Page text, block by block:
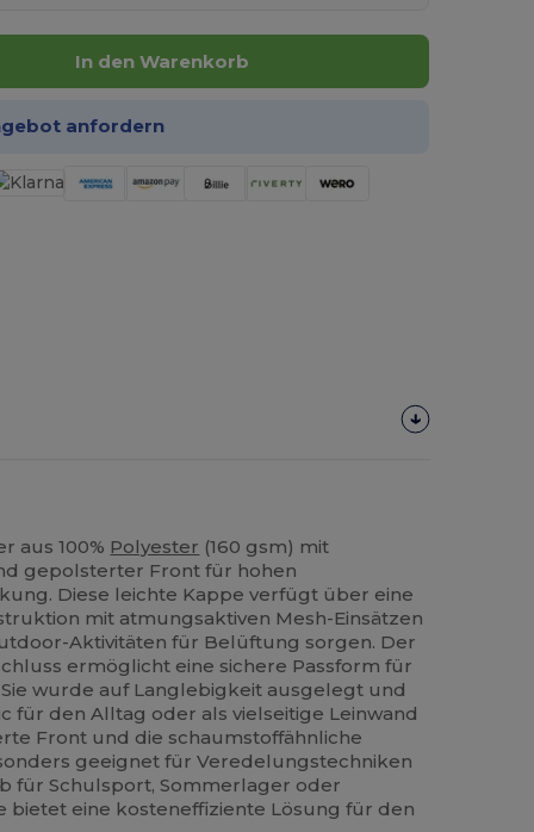
In den Warenkorb
anfordern
aus 100% Polyester (160 gsm) mit
gepolsterter Front für hohen
Diese leichte Kappe verfügt über eine
mit atmungsaktiven Mesh-Einsätzen
Aktivitäten für Belüftung sorgen. Der
ermöglicht eine sichere Passform für
wurde auf Langlebigkeit ausgelegt und
für den Alltag oder als vielseitige Leinwand
Front und die schaumstoffähnliche
geeignet für Veredelungstechniken
für Schulsport, Sommerlager oder
bietet eine kosteneffiziente Lösung für den